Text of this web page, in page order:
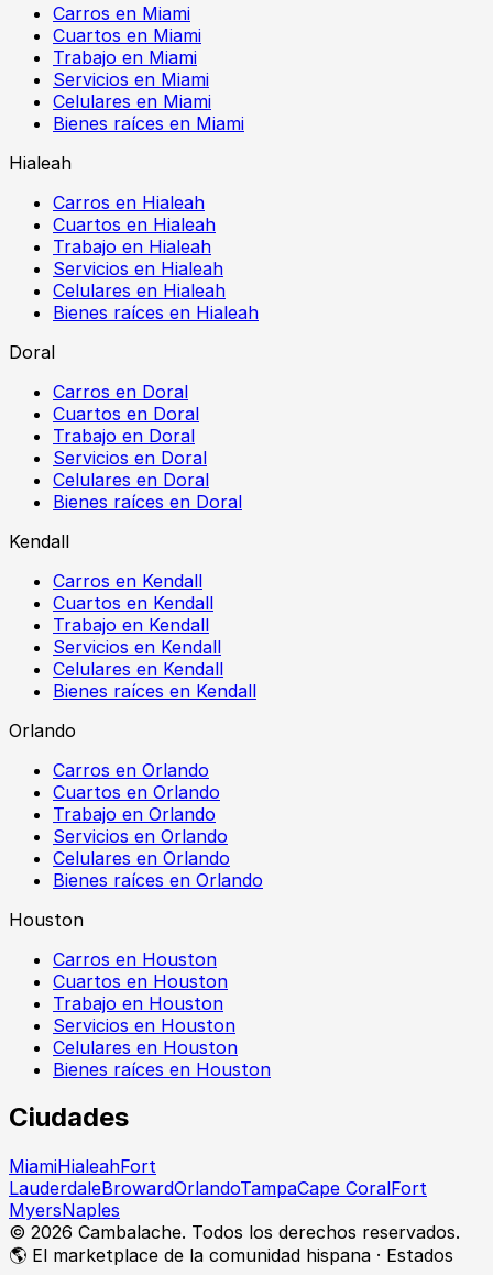
Carros en Miami
Cuartos en Miami
Trabajo en Miami
Servicios en Miami
Celulares en Miami
Bienes raíces en Miami
Hialeah
Carros en Hialeah
Cuartos en Hialeah
Trabajo en Hialeah
Servicios en Hialeah
Celulares en Hialeah
Bienes raíces en Hialeah
Doral
Carros en Doral
Cuartos en Doral
Trabajo en Doral
Servicios en Doral
Celulares en Doral
Bienes raíces en Doral
Kendall
Carros en Kendall
Cuartos en Kendall
Trabajo en Kendall
Servicios en Kendall
Celulares en Kendall
Bienes raíces en Kendall
Orlando
Carros en Orlando
Cuartos en Orlando
Trabajo en Orlando
Servicios en Orlando
Celulares en Orlando
Bienes raíces en Orlando
Houston
Carros en Houston
Cuartos en Houston
Trabajo en Houston
Servicios en Houston
Celulares en Houston
Bienes raíces en Houston
Ciudades
MiamiHialeahFort
LauderdaleBrowardOrlandoTampaCape CoralFort
MyersNaples
© 2026 Cambalache. Todos los derechos reservados.
🌎 El marketplace de la comunidad hispana · Estados